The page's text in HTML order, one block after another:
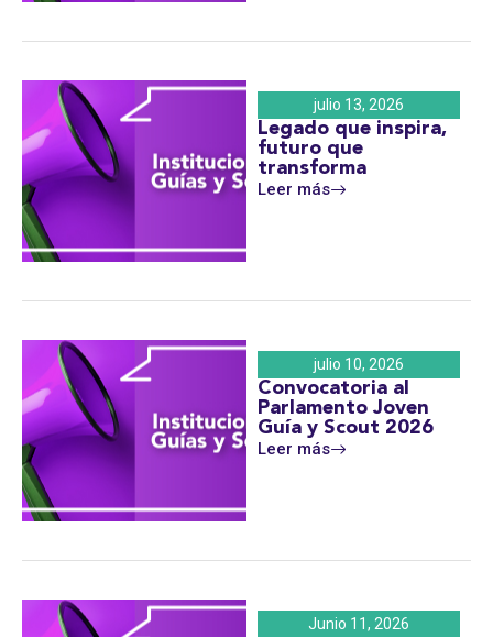
julio 13, 2026
Legado que inspira,
futuro que
transforma
Leer más
julio 10, 2026
Convocatoria al
Parlamento Joven
Guía y Scout 2026
Leer más
Junio 11, 2026